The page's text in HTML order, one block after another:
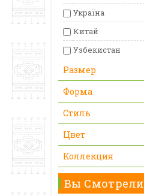
Україна
Китай
Узбекистан
Размер
Форма
Стиль
Цвет
Коллекция
Вы Смотрели